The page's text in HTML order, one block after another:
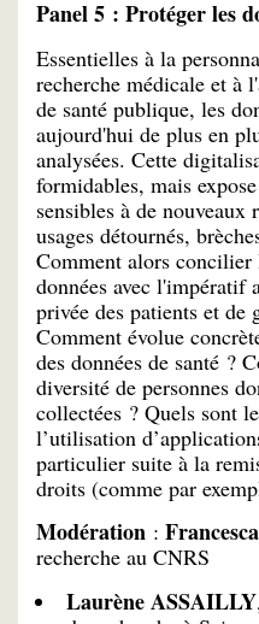
Panel 5 : Protéger les
Essentielles à la
recherche médicale et à
de santé publique, les
aujourd'hui de plus en
analysées. Cette
formidables, mais
sensibles à de nouveaux
usages détournés,
Comment alors concilier
données avec l'impératif
privée des patients et de
Comment évolue
des données de santé ?
diversité de personnes
collectées ? Quels sont
l’utilisation
particulier suite à la
droits (comme par
Modération :
recherche au CNRS
Laurène ASSAILLY